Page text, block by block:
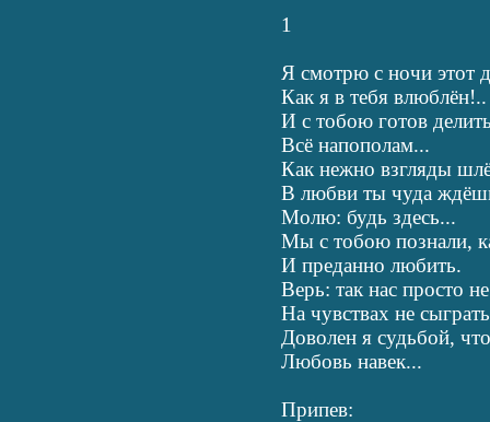
1
Я смотрю с ночи этот
Как я в тебя влюблён!..
И с тобою готов
Всё напополам...
Как нежно взгляды
В любви ты чуда
Молю: будь здесь...
Мы с тобою познали,
И преданно любить.
Верь: так нас просто
На чувствах не
Доволен я судьбой,
Любовь навек...
Припев: